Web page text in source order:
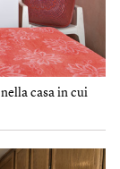
casa in cui